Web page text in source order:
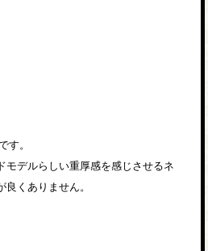
す。
モデルらしい重厚感を感じさせるネ
くありません。